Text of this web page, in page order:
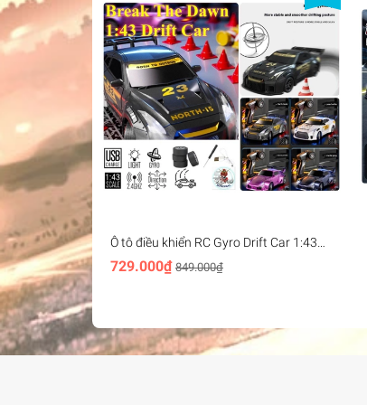
Ô tô điều khiển RC Gyro Drift Car 1:43
mini racing 2.4G 4WD - Break The Dawn
(BRRRRT)
729.000₫ 849.000₫